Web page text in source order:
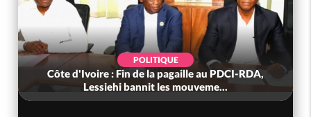
POLITIQUE
Côte d'Ivoire : Fin de la pagaille au PDCI-RDA,
Lessiehi bannit les mouveme...